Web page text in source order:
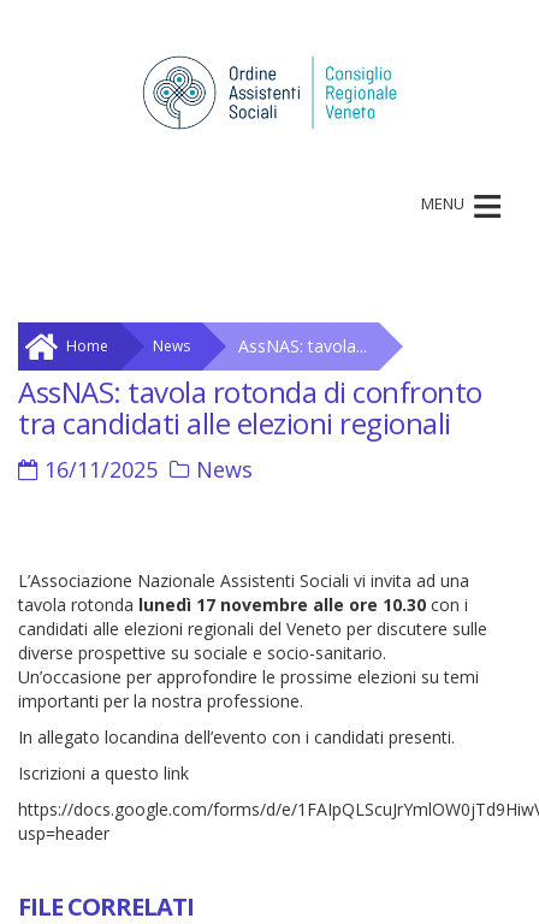
MENU ≡
Home News AssNAS: tavola...
AssNAS: tavola rotonda di confronto
tra candidati alle elezioni regionali
16/11/2025 News
L’Associazione Nazionale Assistenti Sociali vi invita ad una
tavola rotonda lunedì 17 novembre alle ore 10.30 con i
candidati alle elezioni regionali del Veneto per discutere sulle
diverse prospettive su sociale e socio-sanitario.
Un’occasione per approfondire le prossime elezioni su temi
importanti per la nostra professione.
In allegato locandina dell’evento con i candidati presenti.
Iscrizioni a questo link
https://docs.google.com/forms/d/e/
usp=header
FILE CORRELATI